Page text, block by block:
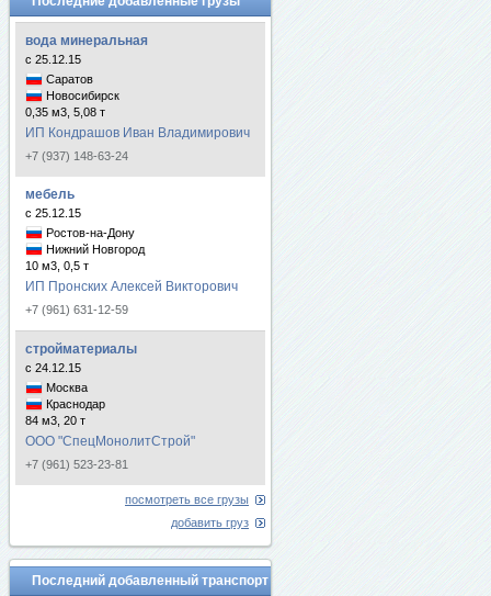
вода минеральная
с 25.12.15
Саратов
Новосибирск
0,35 м3, 5,08 т
ИП Кондрашов Иван Владимирович
+7 (937) 148-63-24
мебель
с 25.12.15
Ростов-на-Дону
Нижний Новгород
10 м3, 0,5 т
ИП Пронских Алексей Викторович
+7 (961) 631-12-59
стройматериалы
с 24.12.15
Москва
Краснодар
84 м3, 20 т
ООО "СпецМонолитСтрой"
+7 (961) 523-23-81
посмотреть все грузы
добавить груз
Последний добавленный транспорт